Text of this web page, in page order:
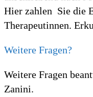
Hier zahlen Sie die
Therapeutinnen.
Weitere Fragen?
Weitere Fragen
Zanini.